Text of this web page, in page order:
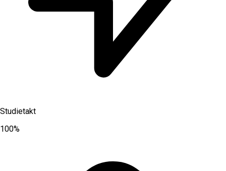
Studietakt
100%